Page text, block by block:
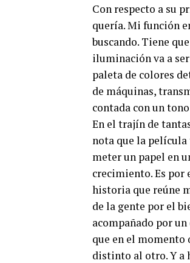
Con respecto a su
quería. Mi función
buscando. Tiene
iluminación va a
paleta de colores
de máquinas,
contada con un
En el trajín de
nota que la
meter un papel en
crecimiento. Es por
historia que reúne
de la gente por el
acompañado por
que en el momento
distinto al otro. Y a